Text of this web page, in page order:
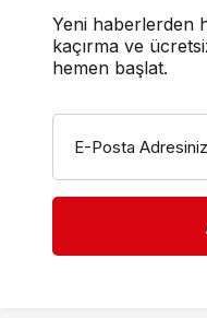
Yeni haberlerden
kaçırma ve
hemen başlat.
E-Posta Adresiniz